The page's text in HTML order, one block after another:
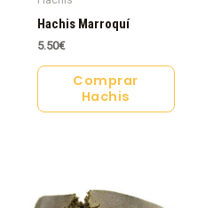
Hachis Marroquí
5.50€
Comprar
Hachis